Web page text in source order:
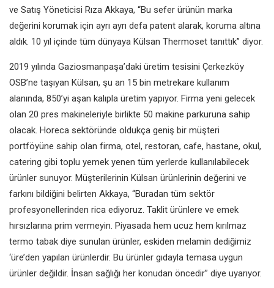
ve Satış Yöneticisi Rıza Akkaya, “Bu sefer ürünün marka
değerini korumak için ayrı ayrı defa patent alarak, koruma altına
aldık. 10 yıl içinde tüm dünyaya Külsan Thermoset tanıttık” diyor.
2019 yılında Gaziosmanpaşa’daki üretim tesisini Çerkezköy
OSB’ne taşıyan Külsan, şu an 15 bin metrekare kullanım
alanında, 850’yi aşan kalıpla üretim yapıyor. Firma yeni gelecek
olan 20 pres makineleriyle birlikte 50 makine parkuruna sahip
olacak. Horeca sektöründe oldukça geniş bir müşteri
portföyüne sahip olan firma, otel, restoran, cafe, hastane, okul,
catering gibi toplu yemek yenen tüm yerlerde kullanılabilecek
ürünler sunuyor. Müşterilerinin Külsan ürünlerinin değerini ve
farkını bildiğini belirten Akkaya, “Buradan tüm sektör
profesyonellerinden rica ediyoruz. Taklit ürünlere ve emek
hırsızlarına prim vermeyin. Piyasada hem ucuz hem kırılmaz
termo tabak diye sunulan ürünler, eskiden melamin dediğimiz
‘üre’den yapılan ürünlerdir. Bu ürünler gıdayla temasa uygun
ürünler değildir. İnsan sağlığı her konudan öncedir” diye uyarıyor.